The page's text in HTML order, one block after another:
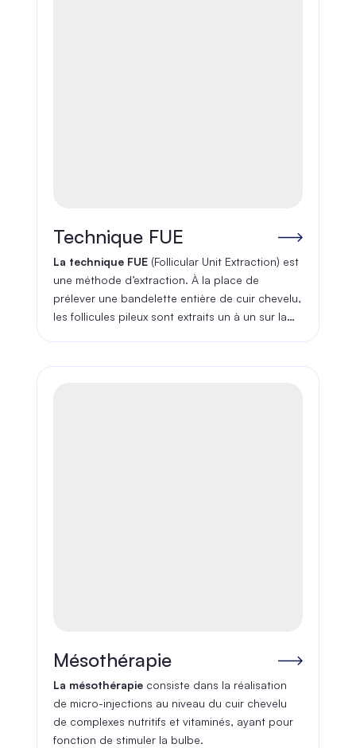
Technique FUE
La technique FUE (Follicular Unit Extraction) est
une méthode d’extraction. À la place de
prélever une bandelette entière de cuir chevelu,
les follicules pileux sont extraits un à un sur la
Mésothérapie
La mésothérapie consiste dans la réalisation
de micro-injections au niveau du cuir chevelu
de complexes nutritifs et vitaminés, ayant pour
fonction de stimuler la bulbe.